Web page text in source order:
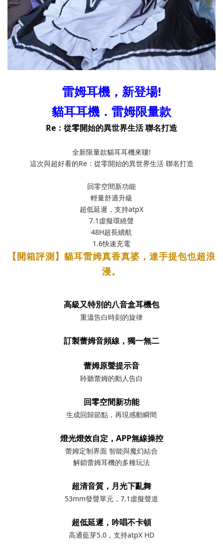
雷姆耳機，新登場!
貓耳耳機．雷姆限量款
Re：從零開始的異世界生活 聯名打造
全新限量款貓耳耳機來瞜!
這次與超好看的Re：從零開始的異世界生活 聯名打造
回零空間新功能
輕量舒適升級
超低延遲，支持atpX
7.1虛擬環繞聲
48H超長續航
1.6快速充電
【開箱評測】貓耳雷姆真香真婆，連手提包也超浪
漫。
高級又特別的八音盒耳機包
重溫告白時刻的旋律
訂製蕾姆音頻線，獨一無二
蕾姆原聲提示音
聆聽蕾姆的動人告白
回零空間新功能
生成回歸節點，再現感動瞬間
燈光燈效自定，APP無線操控
蕾姆定制界面 智能與魔幻結合
解鎖蕾姆耳機的多種玩法
超清音質，月光下亂舞
53mm發聲單元，7.1虛擬聲道
超低延遲，吟唱不卡頓
高通藍芽5.0，支持atpX HD